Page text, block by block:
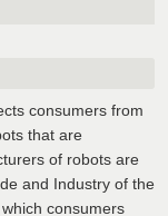
consumers from
that are
of robots are
and Industry of the
consumers